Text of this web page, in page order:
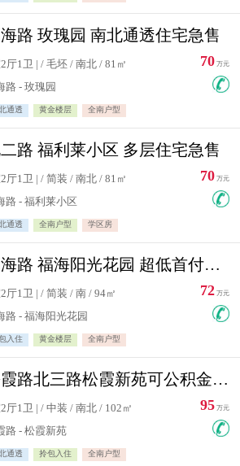
路 玫瑰园 南北通透住宅急售
厅1卫 | / 毛坯 / 南北 / 81㎡
路 - 玫瑰园
通透 黄金楼层 全南户型
70 万元
路 福利莱小区 多层住宅急售
厅1卫 | / 简装 / 南北 / 81㎡
路 - 福利莱小区
通透 全南户型 学区房
70 万元
福海路 福海阳光花园 超低首付住宅急售
厅1卫 | / 简装 / 南 / 94㎡
路 - 福海阳光花园
入住 黄金楼层 全南户型
72 万元
松霞路北三路松霞新苑可公积金贷款北小区南北通透住宅急售
厅1卫 | / 中装 / 南北 / 102㎡
路 - 松霞新苑
通透 拎包入住 全南户型
95 万元